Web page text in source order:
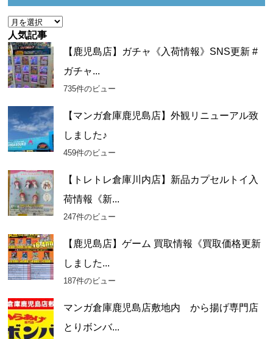
ア
ー
カ
イ
ブ
人気記事
【鹿児島店】ガチャ《入荷情報》SNS更新 #
ガチャ...
735件のビュー
【マンガ倉庫鹿児島店】外観リニューアル致
しました♪
459件のビュー
【トレトレ倉庫川内店】新品カプセルトイ入
荷情報《新...
247件のビュー
【鹿児島店】ゲーム 買取情報《買取価格更新
しました...
187件のビュー
マンガ倉庫鹿児島店敷地内 から揚げ専門店
とりボンバ...